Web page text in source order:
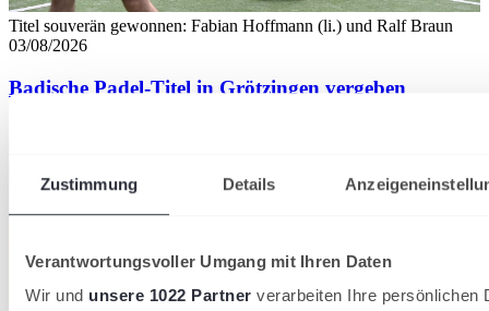
Zustimmung Details
Verantwortungsvoller Umgang mit Ihren Daten
Wir und unsere 1022 Partner verarbeiten Ihre persönlichen
Titel souverän gewonnen: Fabian Hoffmann (li.) und Ralf Braun
03/08/2026
Badische Padel-Titel in Grötzingen vergeben